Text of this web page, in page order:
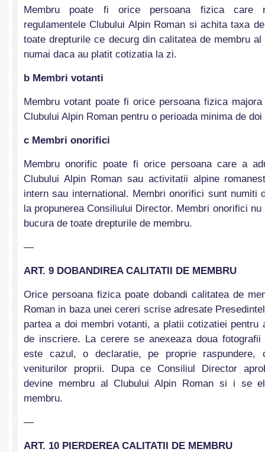
Membru poate fi orice persoana fizica care
regulamentele Clubului Alpin Roman si achita taxa
toate drepturile ce decurg din calitatea de membru al
numai daca au platit cotizatia la zi.
b Membri votanti
Membru votant poate fi orice persoana fizica
Clubului Alpin Roman pentru o perioada minima de doi
c Membri onorifici
Membru onorific poate fi orice persoana care a
Clubului Alpin Roman sau activitatii alpine
intern sau international. Membri onorifici sunt numiti
la propunerea Consiliului Director. Membri onorifici
bucura de toate drepturile de membru.
—
ART. 9 DOBANDIREA CALITATII DE MEMBRU
Orice persoana fizica poate dobandi calitatea de
Roman in baza unei cereri scrise adresate
partea a doi membri votanti, a platii cotizatiei
de inscriere. La cerere se anexeaza doua
este cazul, o declaratie, pe proprie raspundere,
veniturilor proprii. Dupa ce Consiliul Director
devine membru al Clubului Alpin Roman si i se
membru.
—
ART. 10 PIERDEREA CALITATII DE MEMBRU